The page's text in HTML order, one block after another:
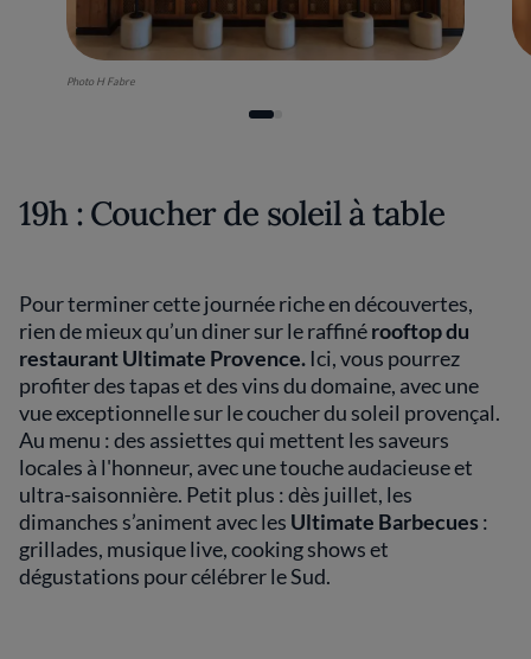
Photo H Fabre
19h : Coucher de soleil à table
Pour terminer cette journée riche en découvertes,
rien de mieux qu’un diner sur le raffinérooftop du
restaurant Ultimate Provence. Ici, vous pourrez
profiter des tapas et des vins du domaine, avec une
vue exceptionnelle sur le coucher du soleil provençal.
Au menu : des assiettes qui mettent les saveurs
locales à l'honneur, avec une touche audacieuse et
ultra-saisonnière. Petit plus : dès juillet, les
dimanches s’animent avec les Ultimate Barbecues :
grillades, musique live, cooking shows et
dégustations pour célébrer le Sud.